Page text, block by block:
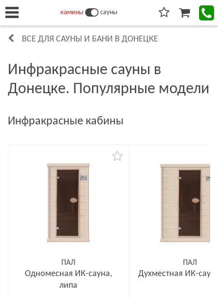
камины сауны
ВСЕ ДЛЯ САУНЫ И БАНИ В ДОНЕЦКЕ
Инфракрасные сауны в
Донецке. Популярные модели
Инфракрасные кабины
ПАЛ
Одномесная ИК-сауна,
липа
ПАЛ
Духместная ИК-